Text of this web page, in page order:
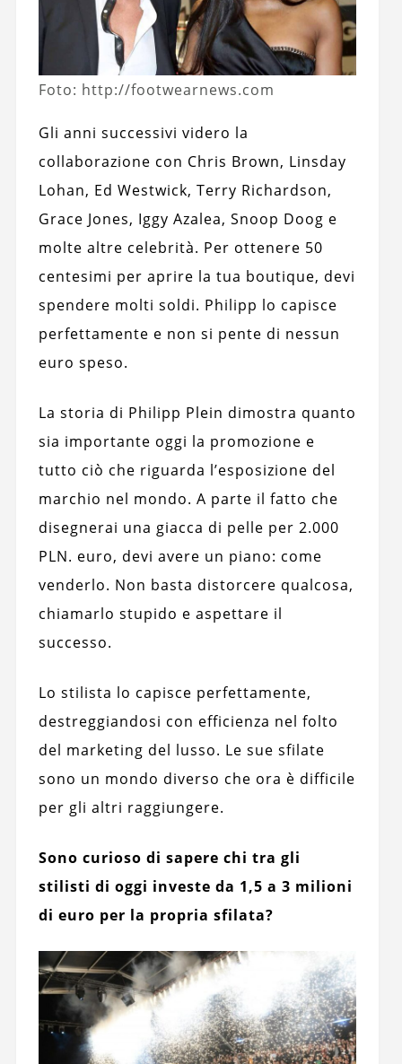
Foto: http://footwearnews.com
Gli anni successivi videro la
collaborazione con Chris Brown, Linsday
Lohan, Ed Westwick, Terry Richardson,
Grace Jones, Iggy Azalea, Snoop Doog e
molte altre celebrità. Per ottenere 50
centesimi per aprire la tua boutique, devi
spendere molti soldi. Philipp lo capisce
perfettamente e non si pente di nessun
euro speso.
La storia di Philipp Plein dimostra quanto
sia importante oggi la promozione e
tutto ciò che riguarda l’esposizione del
marchio nel mondo. A parte il fatto che
disegnerai una giacca di pelle per 2.000
PLN. euro, devi avere un piano: come
venderlo. Non basta distorcere qualcosa,
chiamarlo stupido e aspettare il
successo.
Lo stilista lo capisce perfettamente,
destreggiandosi con efficienza nel folto
del marketing del lusso. Le sue sfilate
sono un mondo diverso che ora è difficile
per gli altri raggiungere.
Sono curioso di sapere chi tra gli
stilisti di oggi investe da 1,5 a 3 milioni
di euro per la propria sfilata?